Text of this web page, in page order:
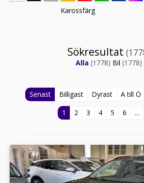
Karossfärg
Sökresultat
Alla (1778) Bil (1778)
Senast Billigast Dyrast
A till Ö
1
2 3 4 5 6 ...